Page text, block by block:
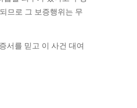
므로 그 보증행위는 무
서를 믿고 이 사건 대여